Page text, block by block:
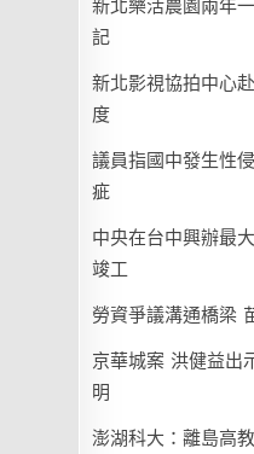
新北樂活農園兩年
記
新北影視協拍中心
度
議員指國中發生性
疵
中央在台中興辦最
竣工
勞資爭議溝通橋梁
京華城案 洪健益出
明
澎湖科大：離島高